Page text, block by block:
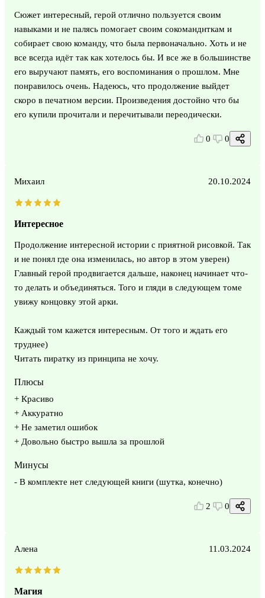
Сюжет интересный, герой отлично пользуется своим
навыками и не палясь помогает своим сокоманднткам и
собирает свою команду, что была первоначально. Хоть и не
все всегда идёт так как хотелось бы. И все же в большинстве
его выручают память, его воспоминания о прошлом. Мне
понравилось очень. Надеюсь, что продолжение выйдет
скоро в печатном версии. Произведения достойно что бы
его купили прочитали и перечитывали переодически.
0 0
Михаил 20.10.2024
Интересное
Продолжение интересной истории с приятной рисовкой. Так
и не понял где она изменилась, но автор в этом уверен)
Главный герой продвигается дальше, наконец начинает что-
то делать и объединяться. Того и гляди в следующем томе
увижу концовку этой арки.
Каждый том кажется интересным. От того и ждать его
труднее)
Читать пиратку из принципа не хочу.
Плюсы
+ Красиво
+ Аккуратно
+ Не заметил ошибок
+ Довольно быстро вышла за прошлой
Минусы
- В комплекте нет следующей книги (шутка, конечно)
2 0
Алена 11.03.2024
Магия